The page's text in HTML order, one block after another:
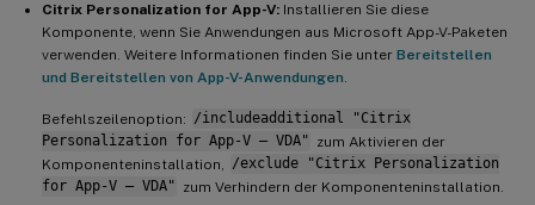
Citrix Personalization for App-V: Installieren Sie diese
Komponente, wenn Sie Anwendungen aus Microsoft App-V-Paketen
verwenden. Weitere Informationen finden Sie unter Bereitstellen
und Bereitstellen von App-V-Anwendungen
Befehlszeilenoption: /includeadditional "Citrix
Personalization for App-V – VDA" zum Aktivieren der
Komponenteninstallation,
/exclude "Citrix Personalization
for App-V – VDA" zum Verhindern der Komponenteninstallation.